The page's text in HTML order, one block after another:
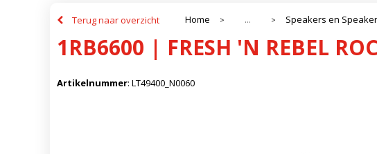
Terug naar overzicht Home > ... > Speakers en
1RB6600 | FRESH 'N REBEL
Artikelnummer: LT49400_N0060